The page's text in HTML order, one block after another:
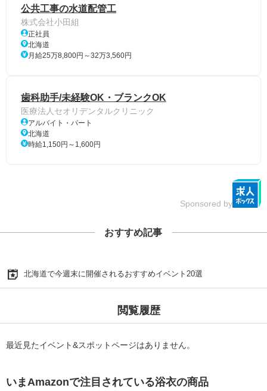
公共工事の水道配管工
株式会社小田組
正社員
北海道
月給25万8,800円～32万3,560円
歯科助手/未経験OK・ブランクOK
医療法人セオリデンタルクリニック
アルバイト・パート
北海道
時給1,150円～1,600円
Sponsored by
おすすめ記事
北海道で今週末に開催されるおすすめイベント20選
閲覧履歴
最近見たイベント&スポットページはありません。
いまAmazonで注目されている浴衣の商品